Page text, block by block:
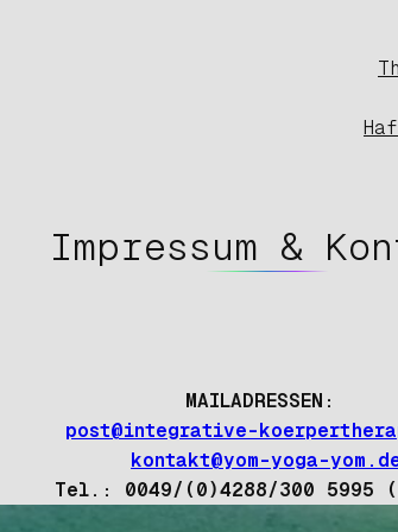
Impressum &
MAILADRESSEN:
post@integrative-
kontakt@yom-yoga-
Tel.: 0049/(0)4288/300 5995